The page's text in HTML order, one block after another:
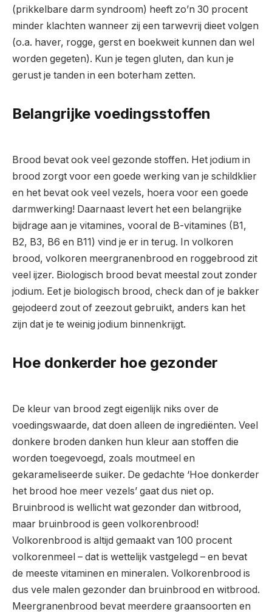
(prikkelbare darm syndroom) heeft zo’n 30 procent
minder klachten wanneer zij een tarwevrij dieet volgen
(o.a. haver, rogge, gerst en boekweit kunnen dan wel
worden gegeten). Kun je tegen gluten, dan kun je
gerust je tanden in een boterham zetten.
Belangrijke voedingsstoffen
Brood bevat ook veel gezonde stoffen. Het jodium in
brood zorgt voor een goede werking van je schildklier
en het bevat ook veel vezels, hoera voor een goede
darmwerking! Daarnaast levert het een belangrijke
bijdrage aan je vitamines, vooral de B-vitamines (B1,
B2, B3, B6 en B11) vind je er in terug. In volkoren
brood, volkoren meergranenbrood en roggebrood zit
veel ijzer. Biologisch brood bevat meestal zout zonder
jodium. Eet je biologisch brood, check dan of je bakker
gejodeerd zout of zeezout gebruikt, anders kan het
zijn dat je te weinig jodium binnenkrijgt.
Hoe donkerder hoe gezonder
De kleur van brood zegt eigenlijk niks over de
voedingswaarde, dat doen alleen de ingrediënten. Veel
donkere broden danken hun kleur aan stoffen die
worden toegevoegd, zoals moutmeel en
gekarameliseerde suiker. De gedachte ‘Hoe donkerder
het brood hoe meer vezels’ gaat dus niet op.
Bruinbrood is wellicht wat gezonder dan witbrood,
maar bruinbrood is geen volkorenbrood!
Volkorenbrood is altijd gemaakt van 100 procent
volkorenmeel – dat is wettelijk vastgelegd – en bevat
de meeste vitaminen en mineralen. Volkorenbrood is
dus vele malen gezonder dan bruinbrood en witbrood.
Meergranenbrood bevat meerdere graansoorten en